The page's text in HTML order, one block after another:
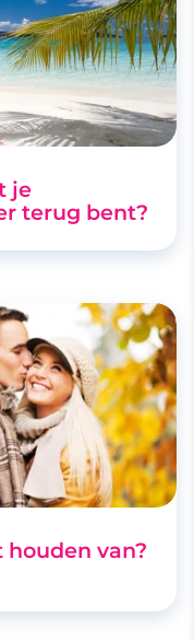
je
terug bent?
houden van?